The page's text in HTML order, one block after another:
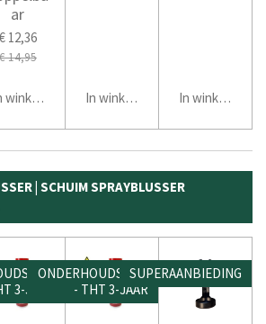
ar
€ 12,36
€ 14,95
winkelwagen In winkelwagen In winkelwagen
| SCHUIM SPRAYBLUSSER
3-JAAR
ONDERHOUDSVRIJ
- THT 3-JAAR
SUPERAANBIEDING